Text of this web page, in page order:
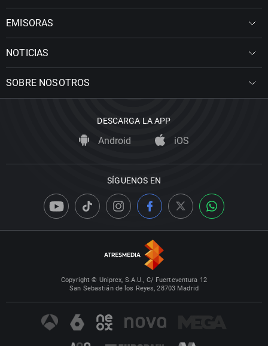
EMISORAS
NOTICIAS
SOBRE NOSOTROS
DESCARGA LA APP
Android iOS
SÍGUENOS EN
Copyright © Uniprex, S.A.U., C/ Fuerteventura 12
San Sebastián de los Reyes, 28703 Madrid